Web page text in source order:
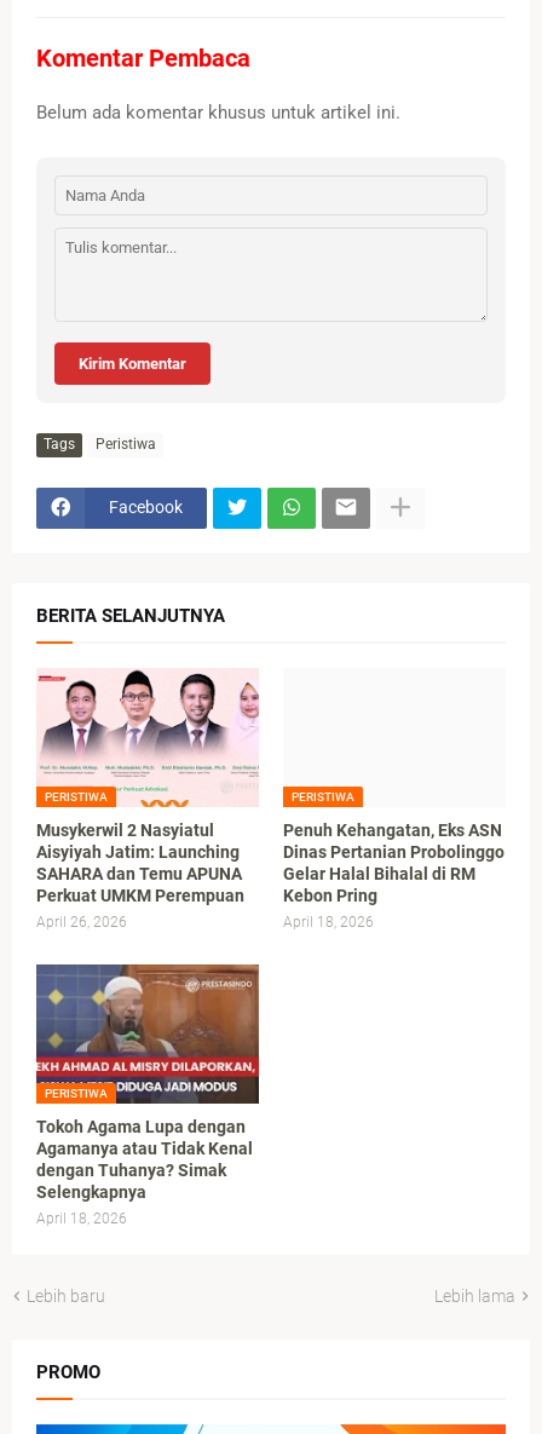
Komentar Pembaca
Belum ada komentar khusus untuk artikel ini.
Kirim Komentar
Tags Peristiwa
Facebook
BERITA SELANJUTNYA
PERISTIWA
Musykerwil 2 Nasyiatul
Aisyiyah Jatim: Launching
SAHARA dan Temu APUNA
Perkuat UMKM Perempuan
April 26, 2026
PERISTIWA
Penuh Kehangatan, Eks ASN
Dinas Pertanian Probolinggo
Gelar Halal Bihalal di RM
Kebon Pring
April 18, 2026
PERISTIWA
Tokoh Agama Lupa dengan
Agamanya atau Tidak Kenal
dengan Tuhanya? Simak
Selengkapnya
April 18, 2026
Lebih baru Lebih lama
PROMO